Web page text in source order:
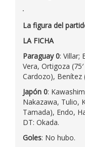
La figura del
LA FICHA
Paraguay 0: Villar;
Vera, Ortigoza
Cardozo), Benítez
Japón 0:
Nakazawa, Tulio,
Tamada), Endo,
DT: Okada.
Goles: No hubo.